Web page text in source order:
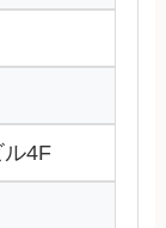
4F